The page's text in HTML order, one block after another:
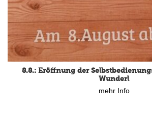
8.8.: Eröffnung der
Wunderl
mehr Info